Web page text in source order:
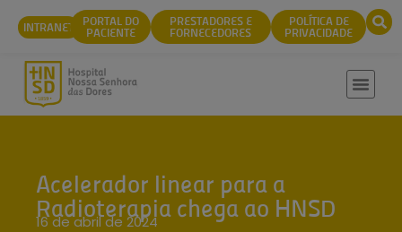
conteúdo
INTRANET PORTAL DO
PACIENTE
PRESTADORES E
FORNECEDORES
POLÍTICA DE
PRIVACIDADE
Acelerador linear para a
Radioterapia chega ao HNSD
16 de abril de 2024